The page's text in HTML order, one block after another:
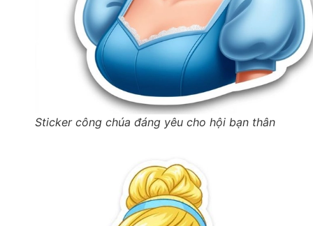
Sticker công chúa đáng yêu cho hội bạn thân